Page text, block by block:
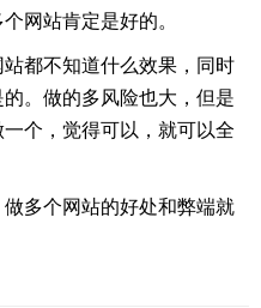
网站肯定是好的。
都不知道什么效果，同时
。做的多风险也大，但是
个，觉得可以，就可以全
多个网站的好处和弊端就